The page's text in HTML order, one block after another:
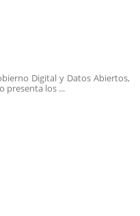
Digital y Datos Abiertos,
presenta los ...